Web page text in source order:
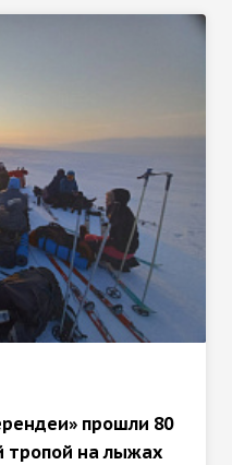
прошли 80
тропой на лыжах